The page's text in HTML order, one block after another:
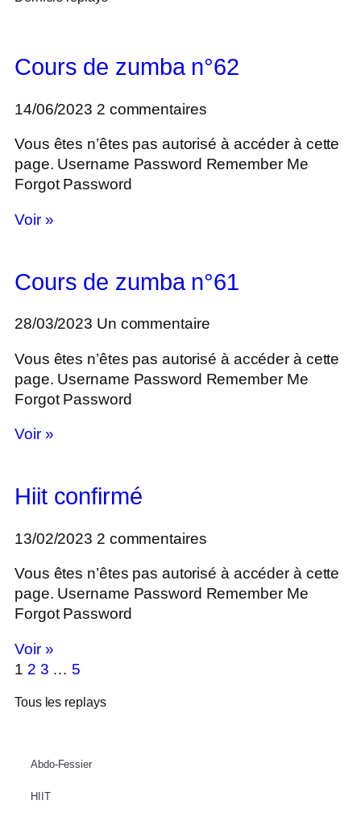
Cours de zumba n°62
14/06/2023 2 commentaires
Vous êtes n’êtes pas autorisé à accéder à cette
page. Username Password Remember Me
Forgot Password
Voir »
Cours de zumba n°61
28/03/2023 Un commentaire
Vous êtes n’êtes pas autorisé à accéder à cette
page. Username Password Remember Me
Forgot Password
Voir »
Hiit confirmé
13/02/2023 2 commentaires
Vous êtes n’êtes pas autorisé à accéder à cette
page. Username Password Remember Me
Forgot Password
Voir »
1 2 3 … 5
Tous les replays
Abdo-Fessier
HIIT